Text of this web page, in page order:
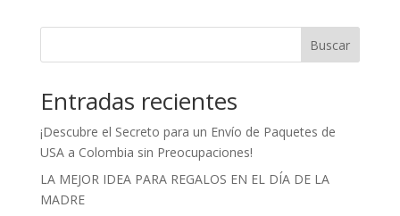
Buscar
Entradas recientes
¡Descubre el Secreto para un Envío de Paquetes de
USA a Colombia sin Preocupaciones!
LA MEJOR IDEA PARA REGALOS EN EL DÍA DE LA
MADRE